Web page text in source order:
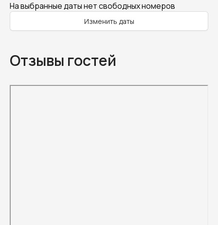
На выбранные даты нет свободных номеров
Изменить даты
Отзывы гостей